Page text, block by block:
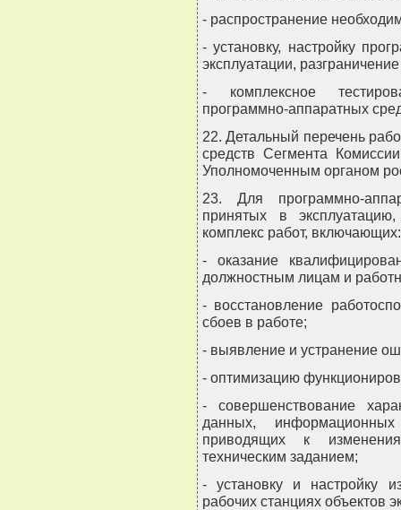
- распространение
- установку, настройку
эксплуатации,
- комплексное
программно-аппаратных
22. Детальный перечень
средств Сегмента
Уполномоченным органом
23. Для программно-
принятых в
комплекс работ, включающих:
- оказание
должностным лицам и
- восстановление
сбоев в работе;
- выявление и устранение
- оптимизацию
- совершенствование
данных,
приводящих к
техническим заданием;
- установку и настройку
рабочих станциях объектов